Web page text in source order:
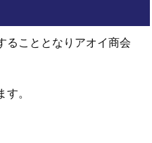
ることとなりアオイ商会
。